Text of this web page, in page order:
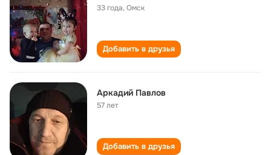
33 года,Омск
Добавить в друзья
Аркадий Павлов
57 лет
Добавить в друзья